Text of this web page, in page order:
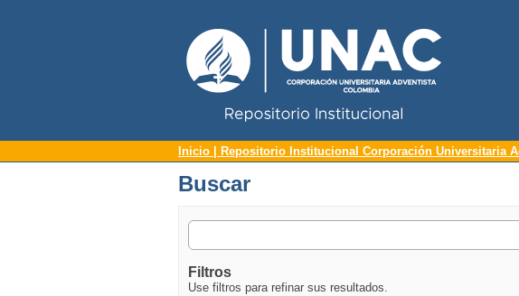
Buscar
Inicio | Repositorio Institucional Corporación Universitaria
Buscar
Filtros
Use filtros para refinar sus resultados.